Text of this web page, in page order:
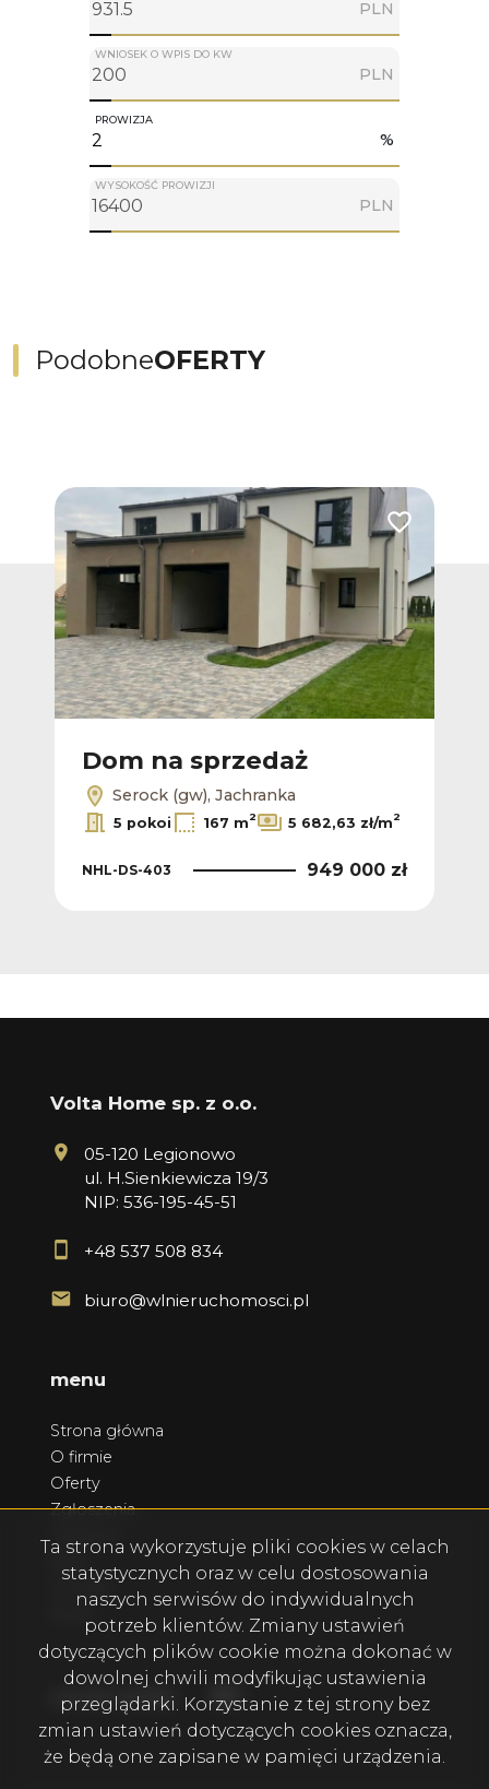
PLN
WNIOSEK O WPIS DO KW
PLN
PROWIZJA
%
WYSOKOŚĆ PROWIZJI
PLN
PodobneOFERTY
Dodaj do ulubionych Dodaj do
Dom na sprzedaż
Serock (gw), Jachranka
5 pokoi 167 m2 5 682,63 zł/m2
NHL-DS-403 949 000 zł
Volta Home sp. z o.o.
05-120 Legionowo
ul. H.Sienkiewicza 19/3
NIP: 536-195-45-51
+48 537 508 834
biuro@wlnieruchomosci.pl
menu
Strona główna
O firmie
Oferty
Zgłoszenia
Kontakt
social media Facebook
Facebook
Ta strona wykorzystuje pliki cookies w celach
statystycznych oraz w celu dostosowania
naszych serwisów do indywidualnych
potrzeb klientów. Zmiany ustawień
dotyczących plików cookie można dokonać w
dowolnej chwili modyfikując ustawienia
przeglądarki. Korzystanie z tej strony bez
zmian ustawień dotyczących cookies oznacza,
że będą one zapisane w pamięci urządzenia.